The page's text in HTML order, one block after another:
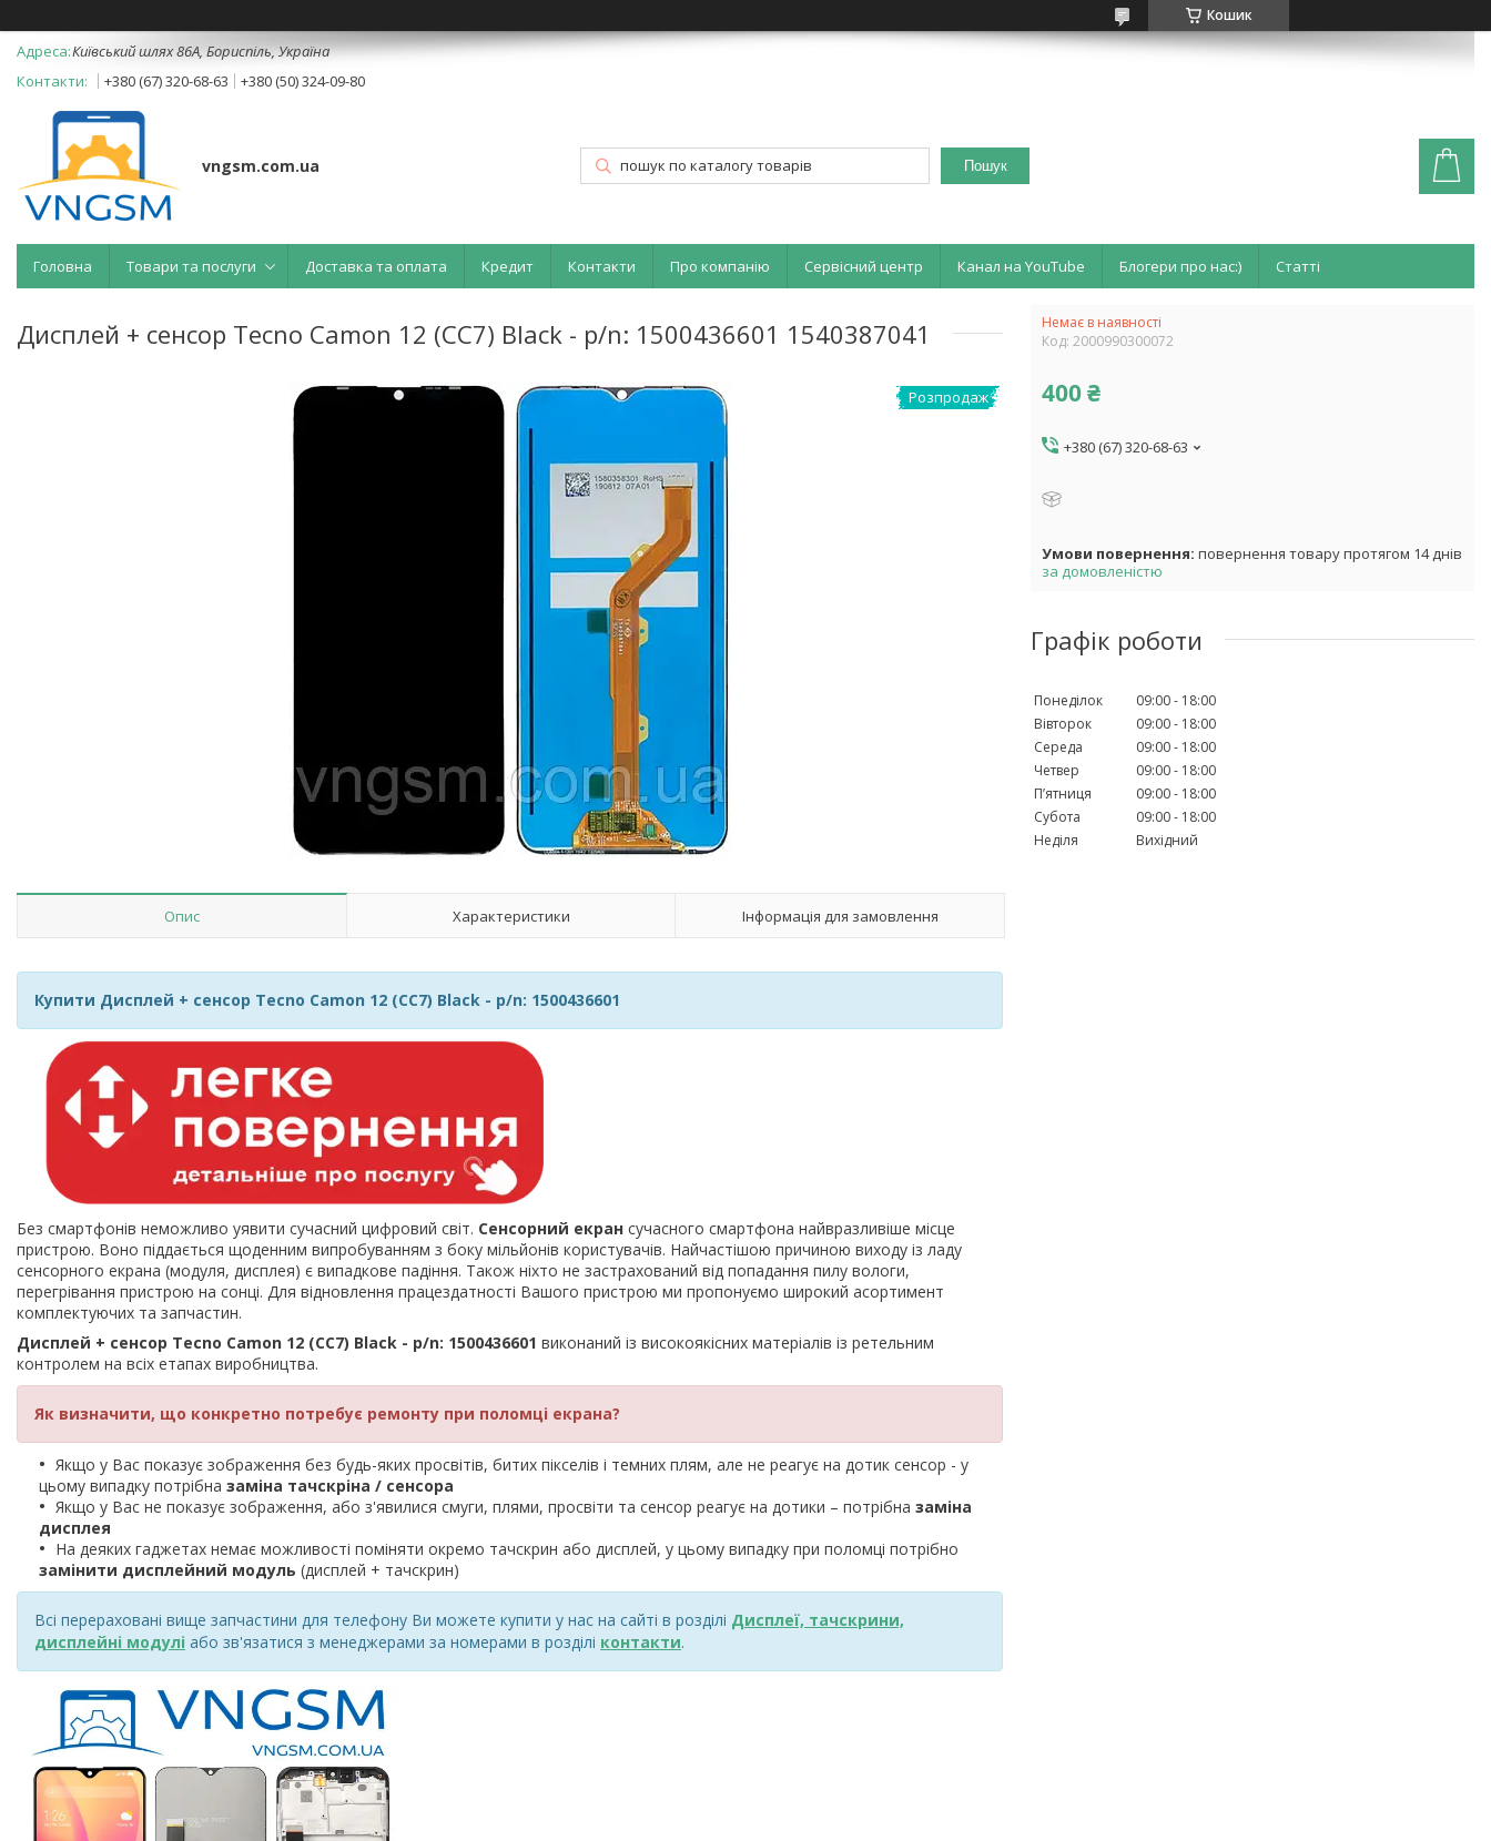
Кошик
Київський шлях 86А, Бориспіль, Україна
+380 (67) 320-68-63
+380 (50) 324-09-80
vngsm.com.ua Пошук
Головна Товари та послуги Доставка та оплата Кредит Контакти Про компанію Сервісний центр Канал на YouTube Блогери про нас:) Статті
Дисплей + сенсор Tecno Camon 12 (CC7) Black - p/n: 1500436601 1540387041
Розпродаж
Опис Характеристики Інформація для замовлення
Купити Дисплей + сенсор Tecno Camon 12 (CC7) Black - p/n: 1500436601
Без смартфонів неможливо уявити сучасний цифровий світ. Сенсорний екран сучасного смартфона найвразливіше місце
пристрою. Воно піддається щоденним випробуванням з боку мільйонів користувачів. Найчастішою причиною виходу із ладу
сенсорного екрана (модуля, дисплея) є випадкове падіння. Також ніхто не застрахований від попадання пилу вологи,
перегрівання пристрою на сонці. Для відновлення працездатності Вашого пристрою ми пропонуємо широкий асортимент
комплектуючих та запчастин.
Дисплей + сенсор Tecno Camon 12 (CC7) Black - p/n: 1500436601 виконаний із високоякісних матеріалів із ретельним
контролем на всіх етапах виробництва.
Як визначити, що конкретно потребує ремонту при поломці екрана?
Якщо у Вас показує зображення без будь-яких просвітів, битих пікселів і темних плям, але не реагує на дотик сенсор - у
цьому випадку потрібна заміна тачскріна / сенсора
Якщо у Вас не показує зображення, або з'явилися смуги, плями, просвіти та сенсор реагує на дотики – потрібна заміна
дисплея
На деяких гаджетах немає можливості поміняти окремо тачскрин або дисплей, у цьому випадку при поломці потрібно
замінити дисплейний модуль (дисплей + тачскрин)
Всі перераховані вище запчастини для телефону Ви можете купити у нас на сайті в розділі Дисплеї, тачскрини,
дисплейні модулі або зв'язатися з менеджерами за номерами в розділі контакти.
Немає в наявності
Код: 2000990300072
400 ₴
+380 (67) 320-68-63
повернення товару протягом 14 днів
за домовленістю
Графік роботи
Понеділок 09:00
18:00
Вівторок
09:00
18:00
Середа
09:00
18:00
Четвер
09:00
18:00
Пʼятниця
09:00
18:00
Субота
09:00
18:00
Неділя
Вихідний